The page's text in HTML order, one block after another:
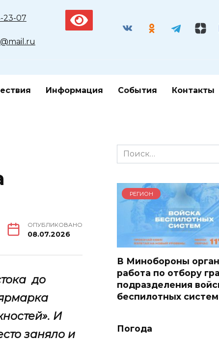
23-07
Информация События Контакты
ОПУБЛИКОВАНО
08.07.2026
до
И
заняло и
Search
for:
РЕГИОН
В Минобороны
работа по отбору
подразделения
беспилотных систем
Погода